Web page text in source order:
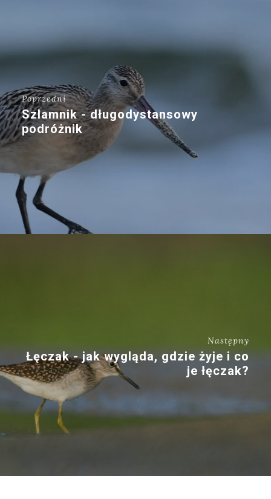
Poprzedni
Szlamnik - długodystansowy
podróżnik
Następny
Łęczak - jak wygląda, gdzie żyje i co
je łęczak?